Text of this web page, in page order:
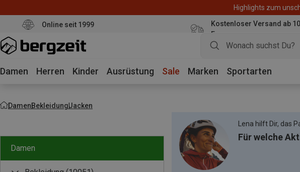
Highlights zum
Online seit 1999
Kostenloser Versand ab
Euro
Damen Herren Kinder Ausrüstung Sale Marken Sportarten
DamenBekleidungJacken
Damen
Lena hilft Dir, das
Für welche